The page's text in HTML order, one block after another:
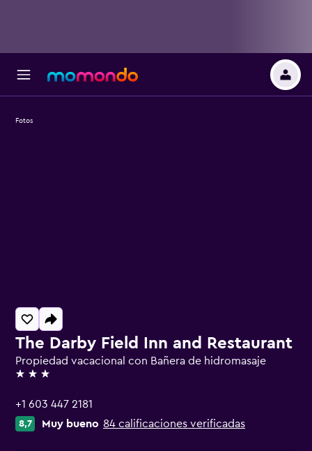
The Darby Field Inn and Restaurant
Propiedad vacacional con Bañera de hidromasaje
3 estrellas
+1 603 447 2181
8,7 Muy bueno 84 calificaciones verificadas
Fotos